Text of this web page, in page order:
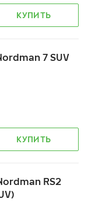
КУПИТЬ
7 SUV
КУПИТЬ
RS2